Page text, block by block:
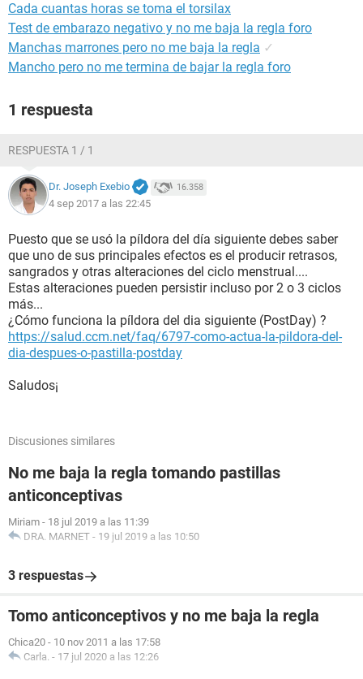
Cada cuantas horas se toma el torsilax
Test de embarazo negativo y no me baja la regla foro
Manchas marrones pero no me baja la regla ✓
Mancho pero no me termina de bajar la regla foro
1 respuesta
RESPUESTA 1 / 1
Dr. Joseph Exebio 16.358
4 sep 2017 a las 22:45
Puesto que se usó la píldora del día siguiente debes saber
que uno de sus principales efectos es el producir retrasos,
sangrados y otras alteraciones del ciclo menstrual....
Estas alteraciones pueden persistir incluso por 2 o 3 ciclos
más...
¿Cómo funciona la píldora del dia siguiente (PostDay) ?
https://salud.ccm.net/faq/6797-como-actua-la-pildora-del-
dia-despues-o-pastilla-postday
Saludos¡
Discusiones similares
No me baja la regla tomando pastillas
anticonceptivas
Miriam - 18 jul 2019 a las 11:39
DRA. MARNET - 19 jul 2019 a las 10:50
3 respuestas
Tomo anticonceptivos y no me baja la regla
Chica20 - 10 nov 2011 a las 17:58
Carla. - 17 jul 2020 a las 12:26